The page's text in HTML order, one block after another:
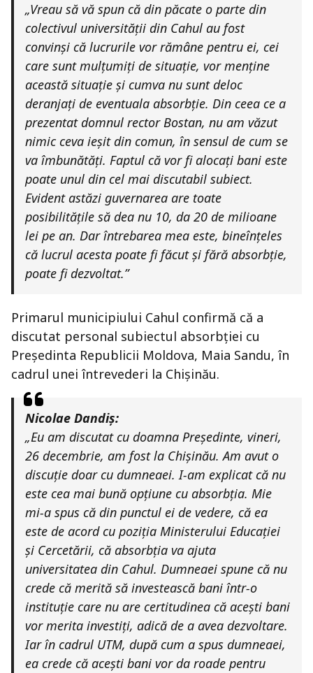
„Vreau să vă spun că din păcate o parte din
colectivul universității din Cahul au fost
convinși că lucrurile vor rămâne pentru ei, cei
care sunt mulțumiți de situație, vor menține
această situație și cumva nu sunt deloc
deranjați de eventuala absorbție. Din ceea ce a
prezentat domnul rector Bostan, nu am văzut
nimic ceva ieșit din comun, în sensul de cum se
va îmbunătăți. Faptul că vor fi alocați bani este
poate unul din cel mai discutabil subiect.
Evident astăzi guvernarea are toate
posibilitățile să dea nu 10, da 20 de milioane
lei pe an. Dar întrebarea mea este, bineînțeles
că lucrul acesta poate fi făcut și fără absorbție,
poate fi dezvoltat.”
Primarul municipiului Cahul confirmă că a
discutat personal subiectul absorbției cu
Președinta Republicii Moldova, Maia Sandu, în
cadrul unei întrevederi la Chișinău.
Nicolae Dandiș:
„Eu am discutat cu doamna Președinte, vineri,
26 decembrie, am fost la Chișinău. Am avut o
discuție doar cu dumneaei. I-am explicat că nu
este cea mai bună opțiune cu absorbția. Mie
mi-a spus că din punctul ei de vedere, că ea
este de acord cu poziția Ministerului Educației
și Cercetării, că absorbția va ajuta
universitatea din Cahul. Dumneaei spune că nu
crede că merită să investească bani într-o
instituție care nu are certitudinea că acești bani
vor merita investiți, adică de a avea dezvoltare.
Iar în cadrul UTM, după cum a spus dumneaei,
ea crede că acești bani vor da roade pentru